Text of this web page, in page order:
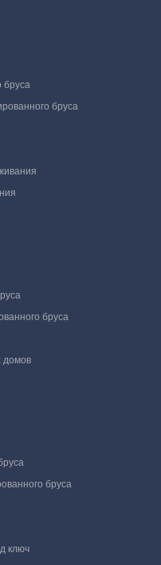
бруса
бруса
бруса
домов
бруса
ключ